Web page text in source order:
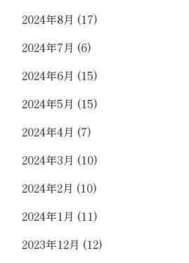
2024年8月 (17)
2024年7月 (6)
2024年6月 (15)
2024年5月 (15)
2024年4月 (7)
2024年3月 (10)
2024年2月 (10)
2024年1月 (11)
2023年12月 (12)